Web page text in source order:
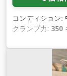
コンディション:
クランプ力: 350
ー,